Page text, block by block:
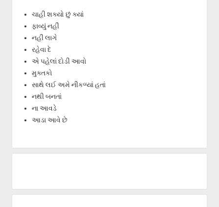
ચાહી શક્યો છું ક્યાં
ફાવ્યું નહીં
નહીં લાગે
રહેવા દે
એ પહેલાં દોડી આવો
મુક્તકો
સાથે લઈ અમે નીકળ્યાં હતાં
નથી બનતાં
ના આવડે
આડા આવે છે